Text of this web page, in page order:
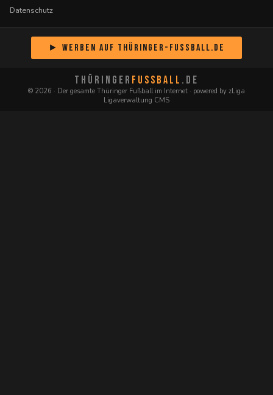
Datenschutz
► Werben auf Thüringer-Fussball.de
THÜRINGER FUSSBALL .DE
© 2026 · Der gesamte Thüringer Fußball im Internet · powered by zLiga
Ligaverwaltung CMS